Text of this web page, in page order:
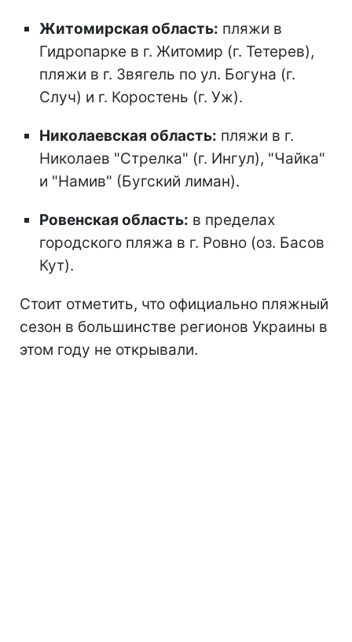
Житомирская область: пляжи в
Гидропарке в г. Житомир (г. Тетерев),
пляжи в г. Звягель по ул. Богуна (г.
Случ) и г. Коростень (г. Уж).
Николаевская область: пляжи в г.
Николаев "Стрелка" (г. Ингул), "Чайка"
и "Намив" (Бугский лиман).
Ровенская область: в пределах
городского пляжа в г. Ровно (оз. Басов
Кут).
Стоит отметить, что официально пляжный
сезон в большинстве регионов Украины в
этом году не открывали.